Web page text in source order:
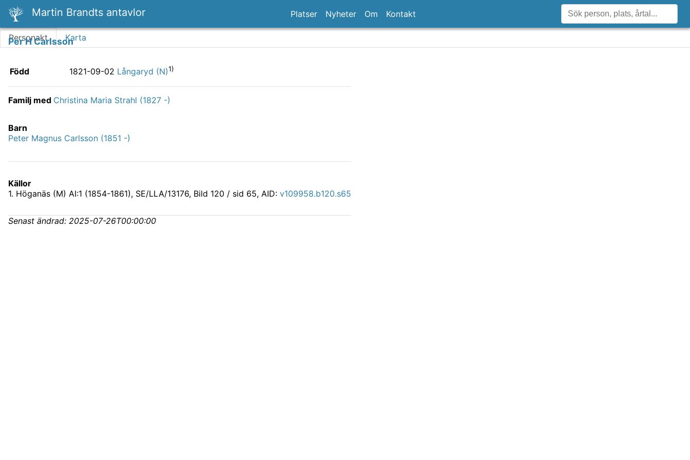
Martin Brandts antavlor Platser Nyheter Om Kontakt
Personakt Karta
Per H Carlsson
Född 1821-09-02 Långaryd (N)1)
Familj med Christina Maria Strahl (1827 -)
Barn
Peter Magnus Carlsson (1851 -)
Källor
1. Höganäs (M) AI:1 (1854-1861), SE/LLA/13176, Bild 120 / sid 65, AID: v109958.b120.s65
Senast ändrad: 2025-07-26T00:00:00